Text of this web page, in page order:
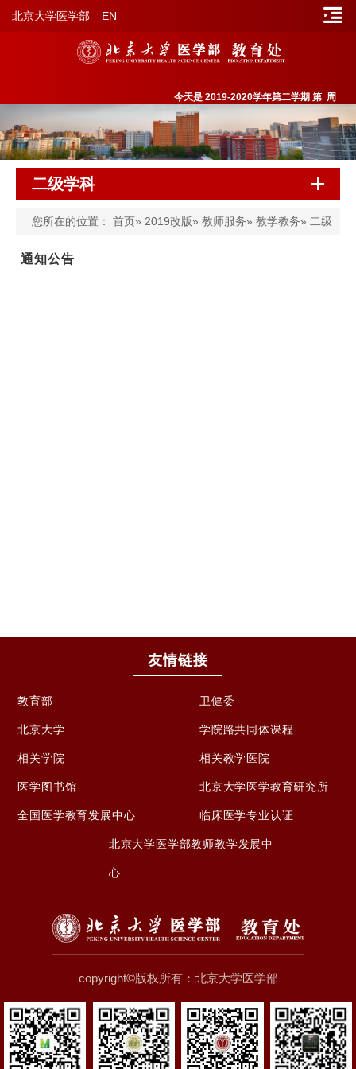
北京大学医学部 EN
今天是 2019-2020学年第二学期 第 周
二级学科
您所在的位置： 首页» 2019改版» 教师服务» 教学教务» 二级
通知公告
友情链接
教育部 卫健委
北京大学 学院路共同体课程
相关学院 相关教学医院
医学图书馆 北京大学医学教育研究所
全国医学教育发展中心 临床医学专业认证
北京大学医学部教师教学发展中
心
copyright©版权所有：北京大学医学部